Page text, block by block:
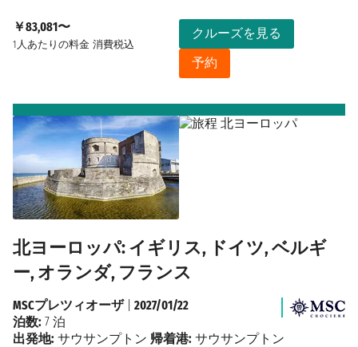
￥83,081〜
1人あたりの料金 消費税込
クルーズを見る
予約
北ヨーロッパ: イギリス, ドイツ, ベルギ
ー, オランダ, フランス
MSCプレツィオーザ| 2027/01/22
泊数: 7 泊
出発地: サウサンプトン 帰着港: サウサンプトン